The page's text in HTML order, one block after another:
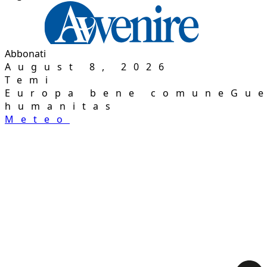
Abbonati
August 8, 2026
Temi
Europa bene comune
humanitas
Meteo